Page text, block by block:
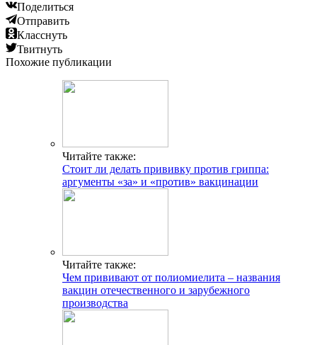
Поделиться
Отправить
Класснуть
Твитнуть
Похожие публикации
Читайте также:
Стоит ли делать прививку против гриппа:
аргументы «за» и «против» вакцинации
Читайте также:
Чем прививают от полиомиелита – названия
вакцин отечественного и зарубежного
производства